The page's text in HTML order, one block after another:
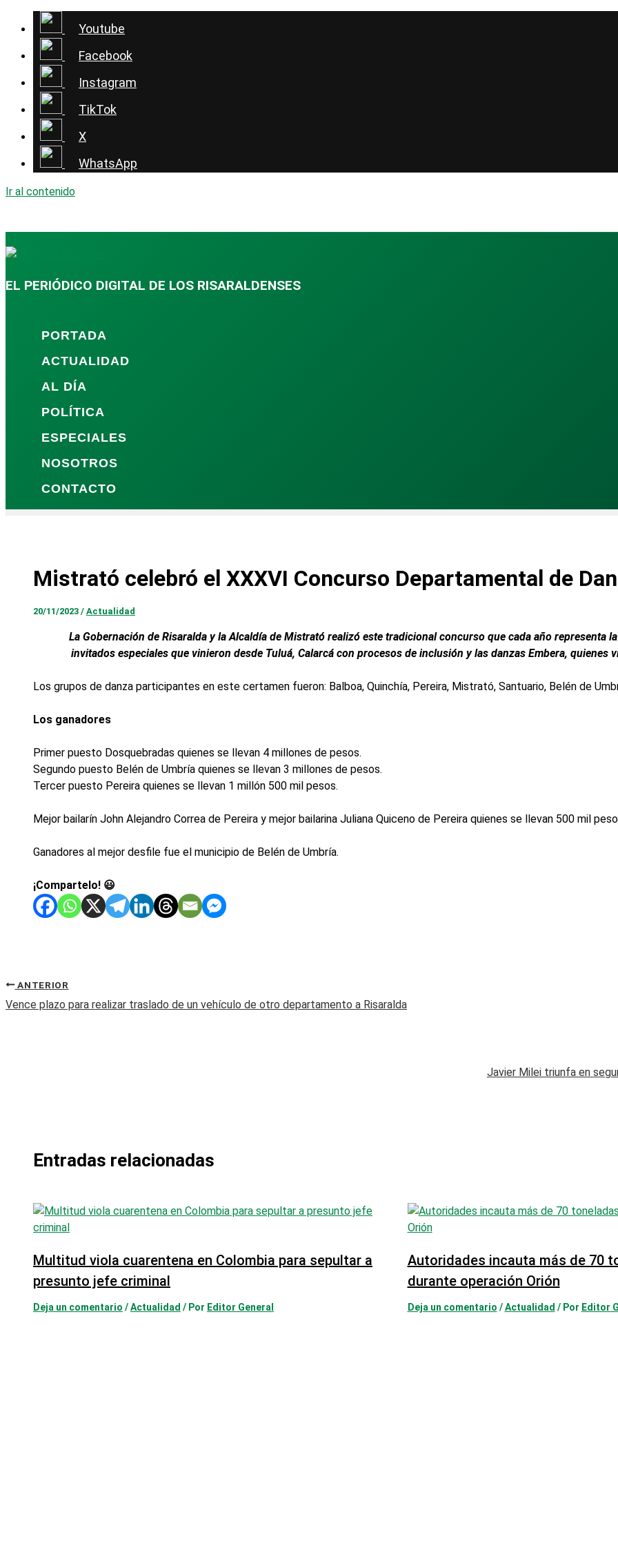
Youtube
Facebook
Instagram
TikTok
X
WhatsApp
Ir al contenido
EL PERIÓDICO DIGITAL DE LOS RISARALDENSES
PORTADA
ACTUALIDAD
AL DÍA
POLÍTICA
ESPECIALES
NOSOTROS
CONTACTO
Mistrató celebró el XXXVI Concurso Departamental de
20/11/2023 / Actualidad
La Gobernación de Risaralda y la Alcaldía de Mistrató realizó este tradicional concurso que cada año representa
invitados especiales que vinieron desde Tuluá, Calarcá con procesos de inclusión y las danzas Embera, quienes
Los grupos de danza participantes en este certamen fueron: Balboa, Quinchía, Pereira, Mistrató, Santuario, Belén de
Los ganadores
Primer puesto Dosquebradas quienes se llevan 4 millones de pesos.
Segundo puesto Belén de Umbría quienes se llevan 3 millones de pesos.
Tercer puesto Pereira quienes se llevan 1 millón 500 mil pesos.
Mejor bailarín John Alejandro Correa de Pereira y mejor bailarina Juliana Quiceno de Pereira quienes se llevan 500 mil
Ganadores al mejor desfile fue el municipio de Belén de Umbría.
¡Compartelo! 😃
ANTERIOR
Vence plazo para realizar traslado de un vehículo de otro departamento a Risaralda
Javier Milei triunfa en
Entradas relacionadas
Multitud viola cuarentena en Colombia para sepultar a
presunto jefe criminal
Deja un comentario /Actualidad / Por Editor General
Autoridades incauta más de 70
durante operación Orión
Deja un comentario /Actualidad / Por Editor